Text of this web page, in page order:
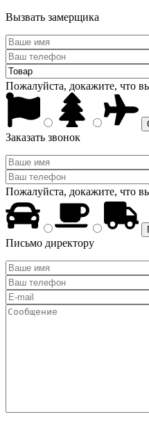
Вызвать замерщика
Пожалуйста, докажите, что
Заказать звонок
Пожалуйста, докажите, что
Письмо директору